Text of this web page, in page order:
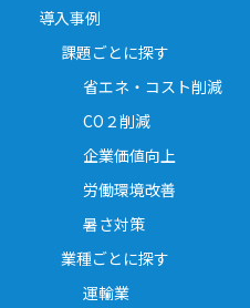
導入事例
課題ごとに探す
省エネ・コスト削減
CO２削減
企業価値向上
労働環境改善
暑さ対策
業種ごとに探す
運輸業